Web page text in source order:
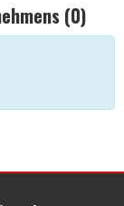
(0)